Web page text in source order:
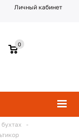
Личный кабинет
0
-